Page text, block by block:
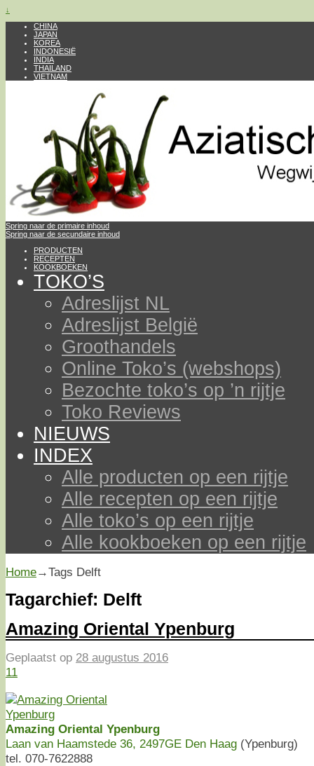
↓
CHINA
JAPAN
KOREA
INDONESIË
INDIA
THAILAND
VIETNAM
Spring naar de primaire inhoud
Spring naar de secundaire inhoud
PRODUCTEN
RECEPTEN
KOOKBOEKEN
TOKO’S
Adreslijst NL
Adreslijst België
Groothandels
Online Toko’s (webshops)
Bezochte toko’s op ’n rijtje
Toko Reviews
NIEUWS
INDEX
Alle producten op een rijtje
Alle recepten op een rijtje
Alle toko’s op een rijtje
Alle kookboeken op een rijtje
Home→Tags Delft
Tagarchief: Delft
Amazing Oriental Ypenburg
Geplaatst op 28 augustus 2016
11
Amazing Oriental Ypenburg
Laan van Haamstede 36, 2497GE Den Haag (Ypenburg)
tel. 070-7622888